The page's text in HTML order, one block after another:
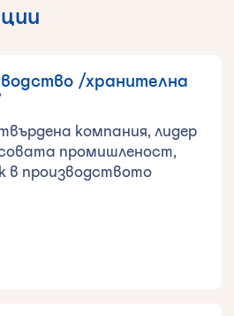
/хранителна
компания, лидер
промишленост,
в производството